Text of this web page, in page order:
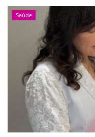
Saúde